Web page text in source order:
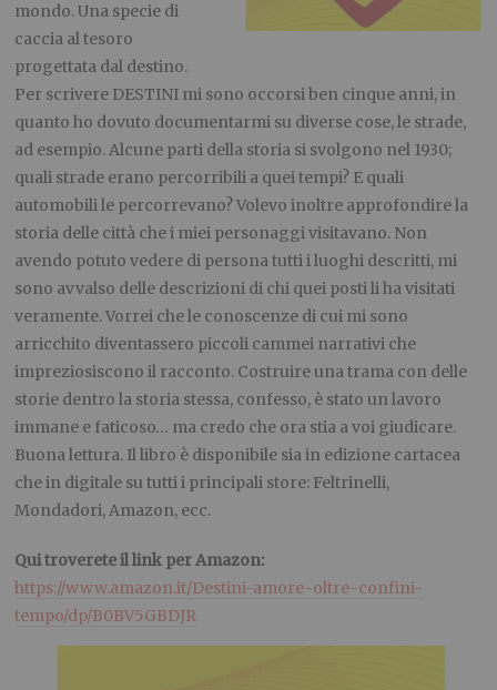
mondo. Una specie di
caccia al tesoro
progettata dal destino.
Per scrivere DESTINI mi sono occorsi ben cinque anni, in
quanto ho dovuto documentarmi su diverse cose, le strade,
ad esempio. Alcune parti della storia si svolgono nel 1930;
quali strade erano percorribili a quei tempi? E quali
automobili le percorrevano? Volevo inoltre approfondire la
storia delle città che i miei personaggi visitavano. Non
avendo potuto vedere di persona tutti i luoghi descritti, mi
sono avvalso delle descrizioni di chi quei posti li ha visitati
veramente. Vorrei che le conoscenze di cui mi sono
arricchito diventassero piccoli cammei narrativi che
impreziosiscono il racconto. Costruire una trama con delle
storie dentro la storia stessa, confesso, è stato un lavoro
immane e faticoso… ma credo che ora stia a voi giudicare.
Buona lettura. Il libro è disponibile sia in edizione cartacea
che in digitale su tutti i principali store: Feltrinelli,
Mondadori, Amazon, ecc.
Qui troverete il link per Amazon:
https://www.amazon.it/Destini-amore-oltre-confini-
tempo/dp/B0BV5GBDJR